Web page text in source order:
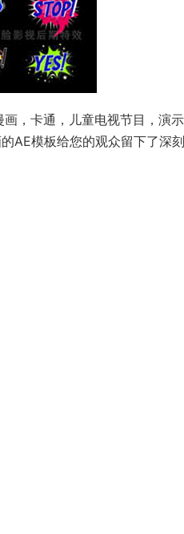
，卡通，儿童电视节目，演
AE模板给您的观众留下了深